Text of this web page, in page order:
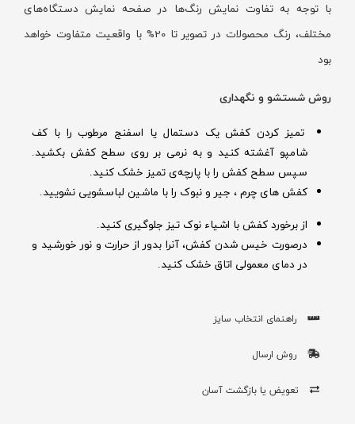
با توجه به تفاوت نمایش رنگ‌ها در صفحه نمایش دستگاه‌های
مختلف، رنگ محصولات در تصویر تا 20% با واقعیت متفاوت خواهد
بود
روش شستشو و نگهداری
تمیز کردن کفش یک دستمال یا اسفنج مرطوب را با کف
شامپو آغشته کنید و به نرمی بر روی سطح کفش بکشید.
سپس سطح کفش را با پارچه‌ی تمیز خشک کنید.
کفش های چرم ، جیر و نبوک را با ماشین لباسشویی نشویید.
از برخورد کفش با اشیاء نوک تیز جلوگیری کنید.
درصورت خیس شدن کفش‌، آنرا بدور از حرارت و نور خورشید و
در دمای معمولی اتاق خشک کنید.
راهنمای انتخاب سایز
روش ارسال
تعویض یا بازگشت آسان